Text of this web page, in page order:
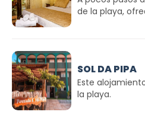
de la playa,
SOL DA PIPA
Este
la playa.